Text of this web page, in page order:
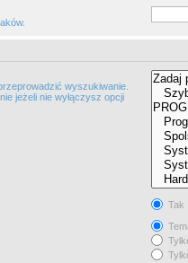
wyszukiwanie.
jeżeli nie wyłączysz opcji
Tak